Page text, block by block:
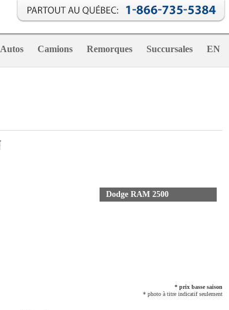
Autos Camions Remorques Succursales EN
Dodge RAM 2500
* prix basse saison
* photo à titre indicatif seulement